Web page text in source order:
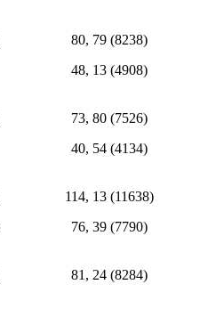
80, 79 (8238)
48, 13 (4908)
73, 80 (7526)
40, 54 (4134)
114, 13 (11638)
76, 39 (7790)
81, 24 (8284)